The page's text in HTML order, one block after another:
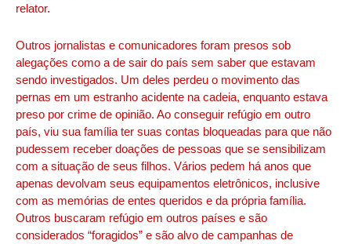
relator.
Outros jornalistas e comunicadores foram presos sob
alegações como a de sair do país sem saber que estavam
sendo investigados. Um deles perdeu o movimento das
pernas em um estranho acidente na cadeia, enquanto estava
preso por crime de opinião. Ao conseguir refúgio em outro
país, viu sua família ter suas contas bloqueadas para que não
pudessem receber doações de pessoas que se sensibilizam
com a situação de seus filhos. Vários pedem há anos que
apenas devolvam seus equipamentos eletrônicos, inclusive
com as memórias de entes queridos e da própria família.
Outros buscaram refúgio em outros países e são
considerados “foragidos” e são alvo de campanhas de